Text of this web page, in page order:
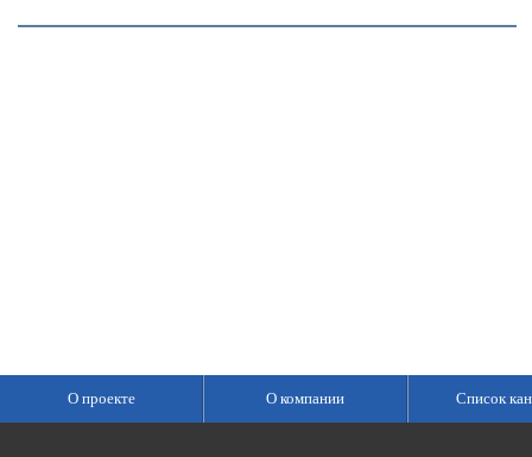
О проекте О компании Список